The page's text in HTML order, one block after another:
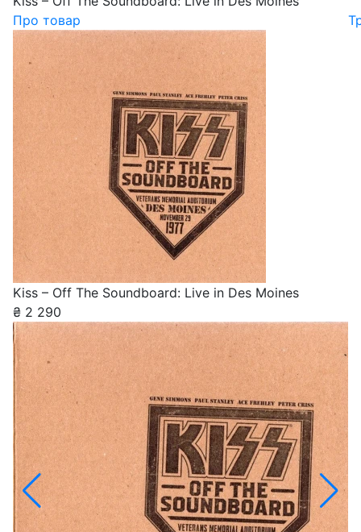
Про товар
Kiss – Off The Soundboard: Live in Des Moines
₴ 2 290